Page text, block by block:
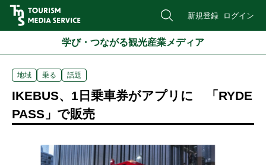
新規登録 ログイン
学び・つながる観光産業メディア
地域 乗る 話題
IKEBUS、1日乗車券がアプリに 「RYDE
PASS」で販売